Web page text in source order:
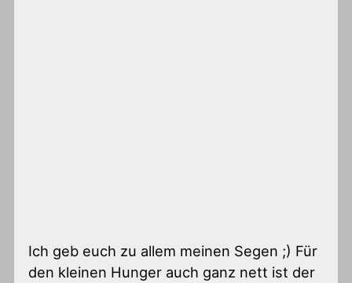
Ich geb euch zu allem meinen Segen ;) Für
den kleinen Hunger auch ganz nett ist der